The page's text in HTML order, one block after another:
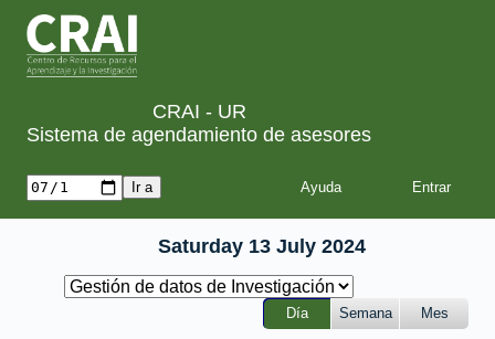
CRAI - UR
Sistema de agendamiento de asesores
Ayuda
Saturday 13 July 2024
Día Semana Mes